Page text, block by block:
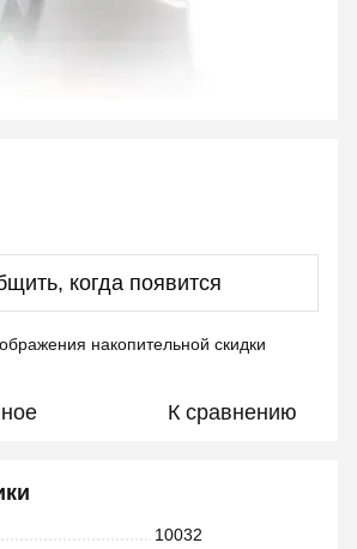
когда появится
накопительной скидки
К сравнению
10032